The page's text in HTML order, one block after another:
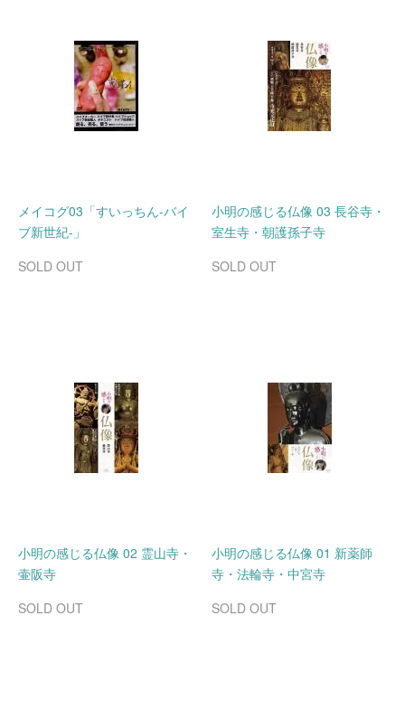
メイコグ03「すいっちん-バイ
ブ新世紀-」
SOLD OUT
小明の感じる仏像 03 長谷寺・
室生寺・朝護孫子寺
SOLD OUT
小明の感じる仏像 02 霊山寺・
壷阪寺
SOLD OUT
小明の感じる仏像 01 新薬師
寺・法輪寺・中宮寺
SOLD OUT